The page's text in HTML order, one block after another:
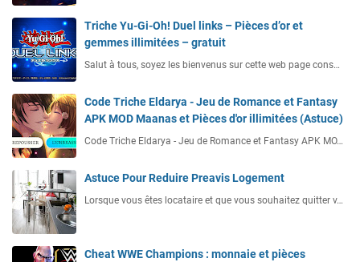
Triche Yu-Gi-Oh! Duel links – Pièces d’or et
gemmes illimitées – gratuit
Salut à tous, soyez les bienvenus sur cette web page cons…
Code Triche Eldarya - Jeu de Romance et Fantasy
APK MOD Maanas et Pièces d'or illimitées (Astuce)
Code Triche Eldarya - Jeu de Romance et Fantasy APK MO…
Astuce Pour Reduire Preavis Logement
Lorsque vous êtes locataire et que vous souhaitez quitter v…
Cheat WWE Champions : monnaie et pièces